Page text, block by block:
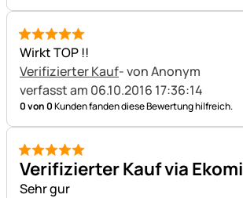
5 von 5
Wirkt TOP !!
Verifizierter Kauf- von Anonym
verfasst am 06.10.2016 17:36:14
0 von 0Kunden fanden diese Bewertung hilfreich.
5 von 5
Verifizierter Kauf via Ekomi
Sehr gur